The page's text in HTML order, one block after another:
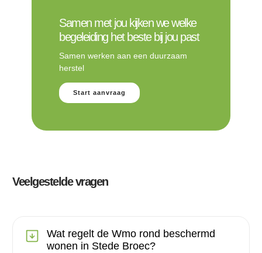
Samen met jou kijken we welke
begeleiding het beste bij jou past
Samen werken aan een duurzaam
herstel
Start aanvraag
Veelgestelde vragen
Wat regelt de Wmo rond beschermd
wonen in Stede Broec?